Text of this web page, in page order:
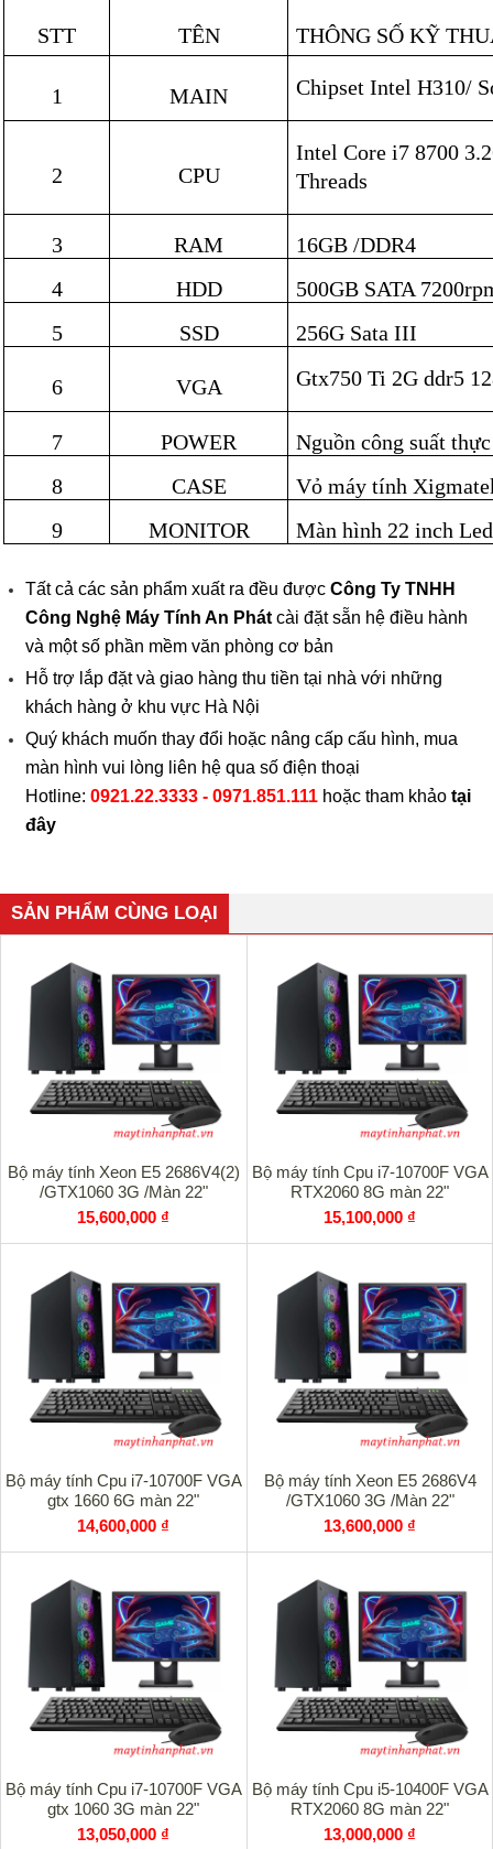
STT TÊN THÔNG SỐ KỸ
1 MAIN Chipset Intel H310/
2 CPU
Intel Core i7 8700
Threads
3 RAM 16GB /DDR4
4
HDD
500GB SATA
5
SSD 256G Sata III
6 VGA Gtx750 Ti 2G ddr5
7 POWER
Nguồn công suất thực
8
CASE
Vỏ máy tính
9
MONITOR Màn hình 22 inch Led
Tất cả các sản phẩm xuất ra đều được Công Ty TNHH
Công Nghệ Máy Tính An Phát cài đặt sẵn hệ điều hành
và một số phần mềm văn phòng cơ bản
Hỗ trợ lắp đặt và giao hàng thu tiền tại nhà với những
khách hàng ở khu vực Hà Nội
Quý khách muốn thay đổi hoặc nâng cấp cấu hình, mua
màn hình vui lòng liên hệ qua số điện thoại
Hotline: 0921.22.3333 - 0971.851.111 hoặc tham khảo tại
đây
SẢN PHẨM CÙNG LOẠI
Bộ máy tính Xeon E5 2686V4(2)
/GTX1060 3G /Màn 22"
15,600,000 ₫
Bộ máy tính Cpu i7-10700F VGA
RTX2060 8G màn 22"
15,100,000 ₫
Bộ máy tính Cpu i7-10700F VGA
gtx 1660 6G màn 22"
14,600,000 ₫
Bộ máy tính Xeon E5 2686V4
/GTX1060 3G /Màn 22"
13,600,000 ₫
Bộ máy tính Cpu i7-10700F VGA
gtx 1060 3G màn 22"
13,050,000 ₫
Bộ máy tính Cpu i5-10400F VGA
RTX2060 8G màn 22"
13,000,000 ₫